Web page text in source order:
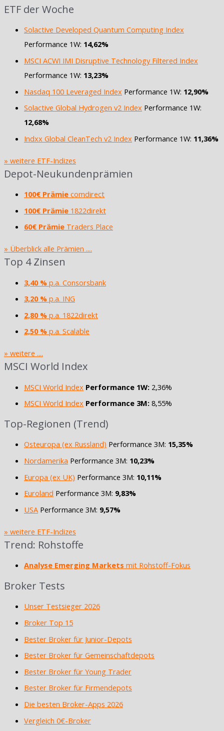
ETF der Woche
Solactive Developed Quantum Computing Index
Performance 1W: 14,62%
MSCI ACWI IMI Disruptive Technology Filtered Index
Performance 1W: 13,23%
Nasdaq 100 Leveraged Index Performance 1W: 12,90%
Solactive Global Hydrogen v2 Index Performance 1W:
12,68%
Indxx Global CleanTech v2 Index Performance 1W: 11,36%
» weitere ETF-Indizes
Depot-Neukundenprämien
100€ Prämie comdirect
100€ Prämie 1822direkt
60€ Prämie Traders Place
» Überblick alle Prämien ....
Top 4 Zinsen
3,40 % p.a. Consorsbank
3,20 % p.a. ING
2,80 % p.a. 1822direkt
2,50 % p.a. Scalable
» weitere ....
MSCI World Index
MSCI World Index Performance 1W: 2,36%
MSCI World Index Performance 3M: 8,55%
Top-Regionen (Trend)
Osteuropa (ex Russland) Performance 3M: 15,35%
Nordamerika Performance 3M: 10,23%
Europa (ex UK) Performance 3M: 10,11%
Euroland Performance 3M: 9,83%
USA Performance 3M: 9,57%
» weitere ETF-Indizes
Trend: Rohstoffe
Analyse Emerging Markets mit Rohstoff-Fokus
Broker Tests
Unser Testsieger 2026
Broker Top 15
Bester Broker für Junior-Depots
Bester Broker für Gemeinschaftdepots
Bester Broker für Young Trader
Bester Broker für Firmendepots
Die besten Broker-Apps 2026
Vergleich 0€-Broker